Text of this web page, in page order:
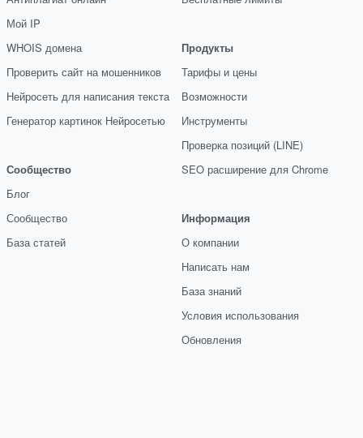
Мой IP
WHOIS домена
Проверить сайт на мошенников
Нейросеть для написания текста
Генератор картинок Нейросетью
Сообщество
Блог
Сообщество
База статей
Продукты
Тарифы и цены
Возможности
Инструменты
Проверка позиций (LINE)
SEO расширение для Chrome
Информация
О компании
Написать нам
База знаний
Условия использования
Обновления